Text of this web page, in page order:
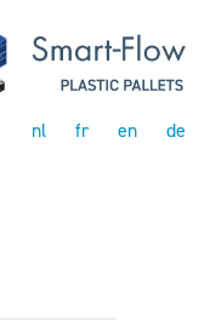
nl fr en de